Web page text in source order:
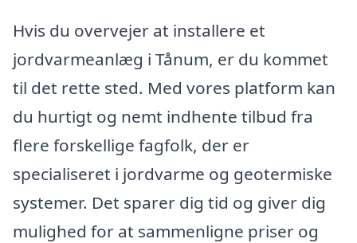
Hvis du overvejer at installere et
jordvarmeanlæg i Tånum, er du kommet
til det rette sted. Med vores platform kan
du hurtigt og nemt indhente tilbud fra
flere forskellige fagfolk, der er
specialiseret i jordvarme og geotermiske
systemer. Det sparer dig tid og giver dig
mulighed for at sammenligne priser og